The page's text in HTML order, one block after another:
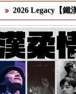
2026 Legacy【鐵